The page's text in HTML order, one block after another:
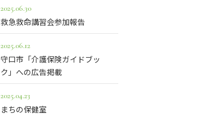
2025.06.30
救急救命講習会参加報告
2025.06.12
守口市「介護保険ガイドブッ
ク」への広告掲載
2025.04.23
まちの保健室